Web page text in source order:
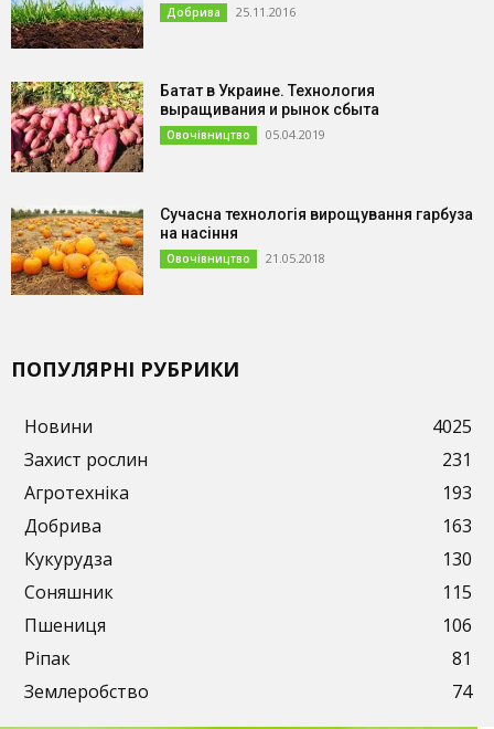
Добрива 25.11.2016
Батат в Украине. Технология
выращивания и рынок сбыта
Овочівництво 05.04.2019
Сучасна технологія вирощування гарбуза
на насіння
Овочівництво 21.05.2018
ПОПУЛЯРНІ РУБРИКИ
Новини
4025
Захист рослин
231
Агротехніка
193
Добрива
163
Кукурудза
130
Соняшник
115
Пшениця
106
Ріпак
81
Землеробство
74